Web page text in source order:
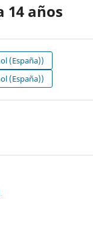
14 años
(España))
(España))